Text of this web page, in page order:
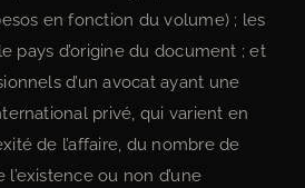
en fonction du volume) ; les
pays d’origine du document ; et
d’un avocat ayant une
privé, qui varient en
de l’affaire, du nombre de
ou non d’une